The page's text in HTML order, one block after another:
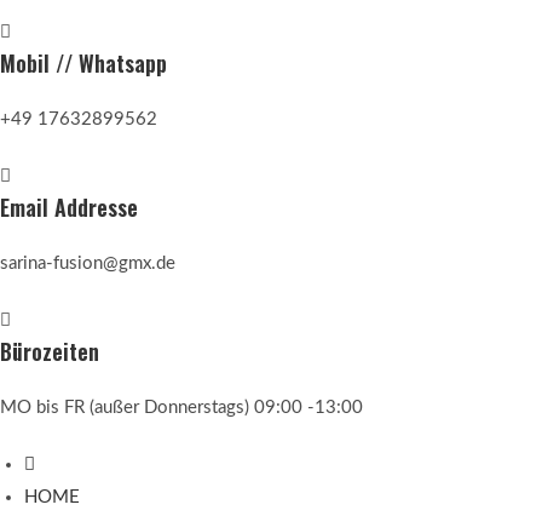
Mobil // Whatsapp
+49 17632899562
Email Addresse
sarina-fusion@gmx.de
Bürozeiten
MO bis FR (außer Donnerstags) 09:00 -13:00
HOME